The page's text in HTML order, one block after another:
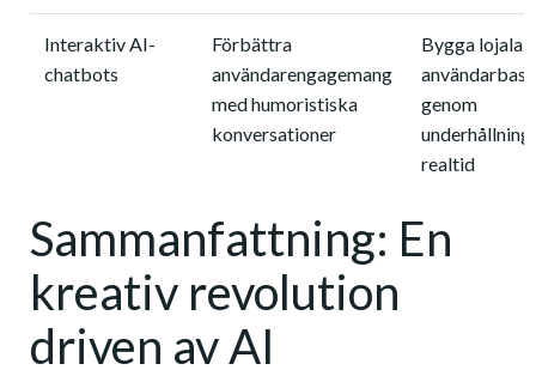
Interaktiv AI-
chatbots
Förbättra
användarengagemang
med humoristiska
konversationer
Bygga lojala
genom
underhållning
realtid
Sammanfattning: En
kreativ revolution
driven av AI